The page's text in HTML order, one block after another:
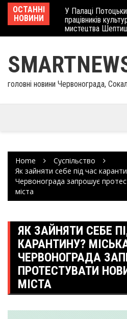
Skip
content
ОСТАННІ
НОВИНИ
У Палаці
працівників
мистецтва
головні новини Червонограда,
Home
Суспільство
Як зайняти себе під час
Червонограда запрошує
міста
ЯК ЗАЙНЯТИ СЕБЕ
КАРАНТИНУ?
ЧЕРВОНОГРАДА
ПРОТЕСТУВАТИ
МІСТА